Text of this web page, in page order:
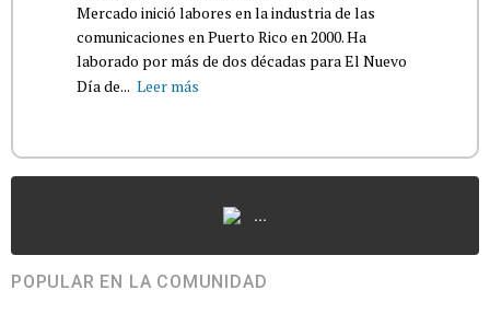
Mercado inició labores en la industria de las
comunicaciones en Puerto Rico en 2000. Ha
laborado por más de dos décadas para El Nuevo
Día de... Leer más
...
POPULAR EN LA COMUNIDAD